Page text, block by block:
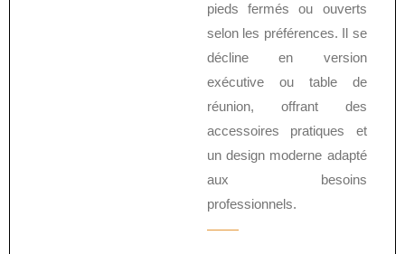
pieds fermés ou ouverts
selon les préférences. Il se
décline en version
exécutive ou table de
réunion, offrant des
accessoires pratiques et
un design moderne adapté
aux besoins
professionnels.